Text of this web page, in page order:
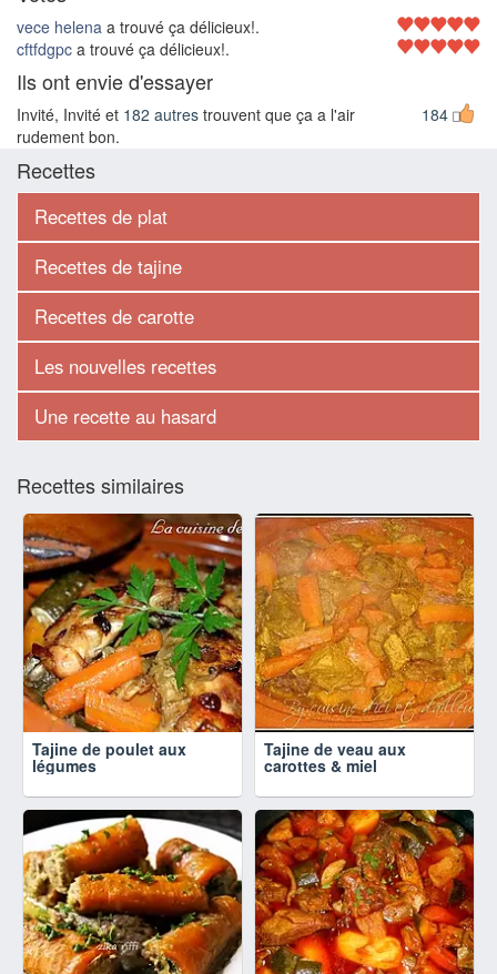
vece helena a trouvé ça délicieux!.
cftfdgpc a trouvé ça délicieux!.
Ils ont envie d'essayer
184
Invité, Invité et 182 autres trouvent que ça a l'air
rudement bon.
Recettes
Recettes de plat
Recettes de tajine
Recettes de carotte
Les nouvelles recettes
Une recette au hasard
Recettes similaires
Tajine de poulet aux
légumes
Tajine de veau aux
carottes & miel